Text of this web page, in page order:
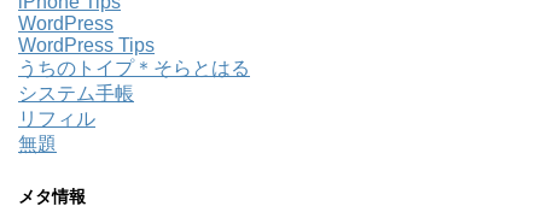
WordPress
WordPress Tips
うちのトイプ＊そらとはる
システム手帳
リフィル
無題
メタ情報